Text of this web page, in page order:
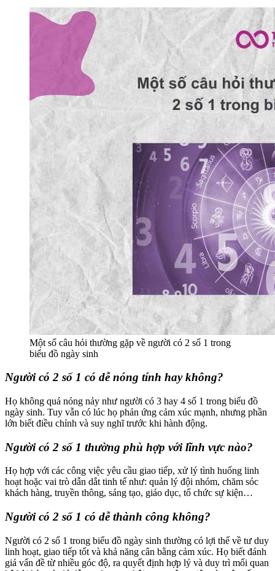
Một số câu hỏi thường gặp về người có 2 số 1 trong
biểu đồ ngày sinh
Người có 2 số 1 có dễ nóng tính hay không?
Họ không quá nóng nảy như người có 3 hay 4 số 1 trong biểu đồ
ngày sinh. Tuy vẫn có lúc họ phản ứng cảm xúc mạnh, nhưng phần
lớn biết điều chỉnh và suy nghĩ trước khi hành động.
Người có 2 số 1 thường phù hợp với lĩnh vực nào?
Họ hợp với các công việc yêu cầu giao tiếp, xử lý tình huống linh
hoạt hoặc vai trò dẫn dắt tinh tế như: quản lý đội nhóm, chăm sóc
khách hàng, truyền thông, sáng tạo, giáo dục, tổ chức sự kiện…
Người có 2 số 1 có dễ thành công không?
Người có 2 số 1 trong biểu đồ ngày sinh thường có lợi thế về tư duy
linh hoạt, giao tiếp tốt và khả năng cân bằng cảm xúc. Họ biết đánh
giá vấn đề từ nhiều góc độ, ra quyết định hợp lý và duy trì mối quan